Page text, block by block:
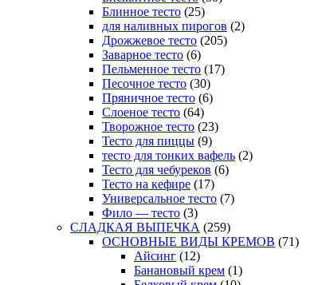
Блинное тесто (25)
для наливных пирогов (2)
Дрожжевое тесто (205)
Заварное тесто (6)
Пельменное тесто (17)
Песочное тесто (30)
Пряничное тесто (6)
Слоеное тесто (64)
Творожное тесто (23)
Тесто для пиццы (9)
тесто для тонких вафель (2)
Тесто для чебуреков (6)
Тесто на кефире (17)
Универсальное тесто (7)
Фило — тесто (3)
СЛАДКАЯ ВЫПЕЧКА (259)
ОСНОВНЫЕ ВИДЫ КРЕМОВ (71)
Айсинг (12)
Банановый крем (1)